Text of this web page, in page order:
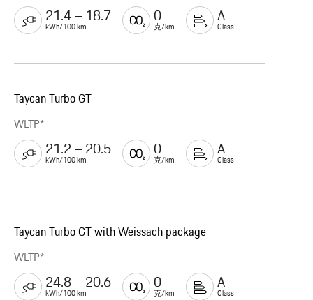
21.4 – 18.7
kWh/100 km
0
克/km
A
Class
Taycan Turbo GT
WLTP*
21.2 – 20.5
kWh/100 km
0
克/km
A
Class
Taycan Turbo GT with Weissach package
WLTP*
24.8 – 20.6
kWh/100 km
0
克/km
A
Class